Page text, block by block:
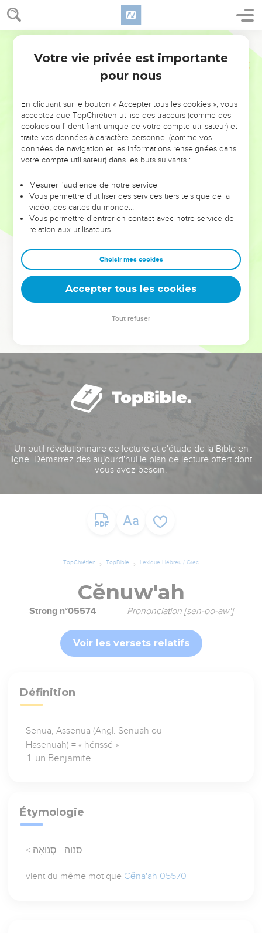
NE MANQUEZ PAS L’ÉVÉNEMENT
DE L’ANNÉE !
ET SI LEURS ERREURS POUVAIENT VOUS ÉVITER LES
VOTRES ?
leur foi ou leur vision. Mais on voit moins les doutes, les erreurs
et les saisons difficiles qu'ils ont traversés, alors même que ce
sont elles qui les ont façonnés.
Dans cette conférence, leaders, entrepreneurs, et responsables
clés pour avancer avec plus de sagesse afin que leurs erreurs
deviennent vos tremplins. Que vous guidiez un ministère, une
équipe, un groupe ou une famille, leur expérience est faite
Un outil révolutionnaire de lecture et d'étude de la Bible en
ligne. Démarrez dès aujourd'hui le plan de lecture offert dont
vous avez besoin.
TopChrétien TopBible Lexique Hébreu / Grec
Cĕnuw'ah
Strong n°05574 Prononciation [sen-oo-aw']
Voir les versets relatifs
Définition
Senua, Assenua (Angl. Senuah ou
Hasenuah) = « hérissé »
un Benjamite
Étymologie
< סנוה - סְנוּאָה
vient du même mot que Cĕna'ah 05570
Votre vie privée est importante
pour nous
En cliquant sur le bouton « Accepter tous les cookies », vous
acceptez que TopChrétien utilise des traceurs (comme des
cookies ou l'identifiant unique de votre compte utilisateur) et
traite vos données à caractère personnel (comme vos
données de navigation et les informations renseignées dans
votre compte utilisateur) dans les buts suivants :
Mesurer l'audience de notre service
Vous permettre d'utiliser des services tiers tels que de la
vidéo, des cartes du monde…
Vous permettre d'entrer en contact avec notre service de
relation aux utilisateurs.
Choisir mes cookies
Accepter tous les cookies
Tout refuser